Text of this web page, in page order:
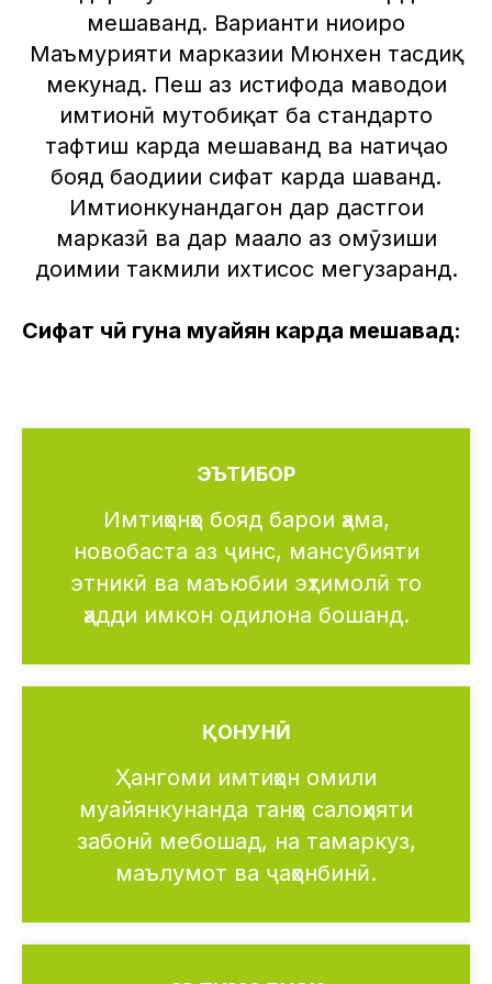
мешаванд. Варианти ниҳоиро
Маъмурияти марказии Мюнхен тасдиқ
мекунад. Пеш аз истифода маводҳои
имтиҳонӣ мутобиқат ба стандартҳо
тафтиш карда мешаванд ва натиҷаҳо
бояд баҳодиҳии сифат карда шаванд.
Имтиҳонкунандагон дар дастгоҳи
марказӣ ва дар маҳалҳо аз омӯзиши
доимии такмили ихтисос мегузаранд.
Сифат чӣ гуна муайян карда мешавад:
ЭЪТИБОР
Имтиҳонҳо бояд барои ҳама,
новобаста аз ҷинс, мансубияти
этникӣ ва маъюбии эҳтимолӣ то
ҳадди имкон одилона бошанд.
ҚОНУНӢ
Ҳангоми имтиҳон омили
муайянкунанда танҳо салоҳияти
забонӣ мебошад, на тамаркуз,
маълумот ва ҷаҳонбинӣ.